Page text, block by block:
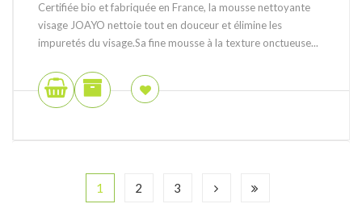
Certifiée bio et fabriquée en France, la mousse nettoyante
visage JOAYO nettoie tout en douceur et élimine les
impuretés du visage.Sa fine mousse à la texture onctueuse...
1 2 3